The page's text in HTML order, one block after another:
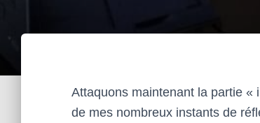
Attaquons maintenant la partie «
de mes nombreux instants de